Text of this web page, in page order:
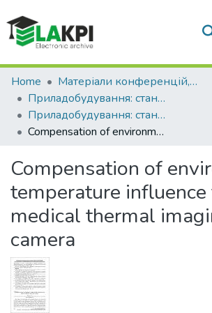
Communities & Collections
All of DSpace
Statistics
Home
Матеріали конференцій, семінарів і т.п.
Приладобудування: стан і перспективи
Приладобудування: стан і перспективи (21 ; 2022 ; Київ)
Compensation of environment temperature influence for medical thermal imaging camera
Compensation of
temperature
medical thermal
camera